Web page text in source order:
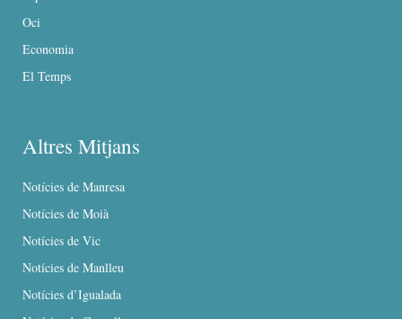
Oci
Economia
El Temps
Altres Mitjans
Notícies de Manresa
Notícies de Moià
Notícies de Vic
Notícies de Manlleu
Notícies d’Igualada